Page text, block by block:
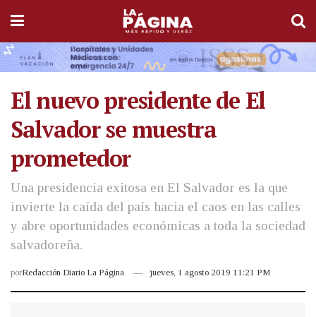
El nuevo presidente de El
Salvador se muestra
prometedor
Una presidencia exitosa en El Salvador es la que
invierte la caída del país hacia el caos en las calles
y abre oportunidades económicas a toda la sociedad
salvadoreña.
porRedacción Diario La Página jueves, 1 agosto 2019 11:21 PM